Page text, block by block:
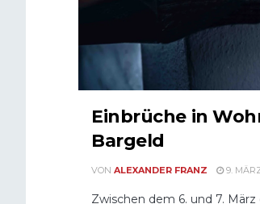
Einbrüche in
Bargeld
VON ALEXANDER FRANZ 9.
Zwischen dem 6. und 7.